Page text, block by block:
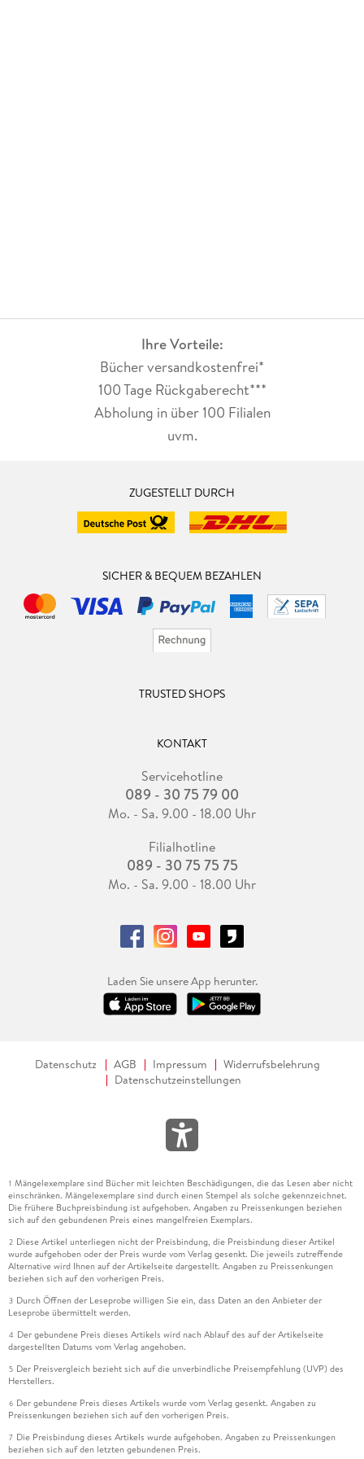
Ihre Vorteile:
Bücher versandkostenfrei*
100 Tage Rückgaberecht***
Abholung in über 100 Filialen
uvm.
ZUGESTELLT DURCH
SICHER & BEQUEM BEZAHLEN
TRUSTED SHOPS
KONTAKT
Servicehotline
089 - 30 75 79 00
Mo. - Sa. 9.00 - 18.00 Uhr
Filialhotline
089 - 30 75 75 75
Mo. - Sa. 9.00 - 18.00 Uhr
Laden Sie unsere App herunter.
Datenschutz AGB Impressum
Widerrufsbelehrung
Datenschutzeinstellungen
1 Mängelexemplare sind Bücher mit leichten Beschädigungen, die das Lesen aber nicht
einschränken. Mängelexemplare sind durch einen Stempel als solche gekennzeichnet.
Die frühere Buchpreisbindung ist aufgehoben. Angaben zu Preissenkungen beziehen
sich auf den gebundenen Preis eines mangelfreien Exemplars.
2 Diese Artikel unterliegen nicht der Preisbindung, die Preisbindung dieser Artikel
wurde aufgehoben oder der Preis wurde vom Verlag gesenkt. Die jeweils zutreffende
Alternative wird Ihnen auf der Artikelseite dargestellt. Angaben zu Preissenkungen
beziehen sich auf den vorherigen Preis.
3 Durch Öffnen der Leseprobe willigen Sie ein, dass Daten an den Anbieter der
Leseprobe übermittelt werden.
4 Der gebundene Preis dieses Artikels wird nach Ablauf des auf der Artikelseite
dargestellten Datums vom Verlag angehoben.
5 Der Preisvergleich bezieht sich auf die unverbindliche Preisempfehlung (UVP) des
Herstellers.
6 Der gebundene Preis dieses Artikels wurde vom Verlag gesenkt. Angaben zu
Preissenkungen beziehen sich auf den vorherigen Preis.
7 Die Preisbindung dieses Artikels wurde aufgehoben. Angaben zu Preissenkungen
beziehen sich auf den letzten gebundenen Preis.